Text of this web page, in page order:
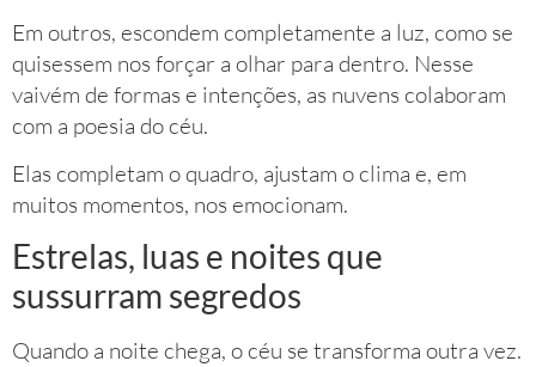
Em outros, escondem completamente a luz, como se
quisessem nos forçar a olhar para dentro. Nesse
vaivém de formas e intenções, as nuvens colaboram
com a poesia do céu.
Elas completam o quadro, ajustam o clima e, em
muitos momentos, nos emocionam.
Estrelas, luas e noites que
sussurram segredos
Quando a noite chega, o céu se transforma outra vez.